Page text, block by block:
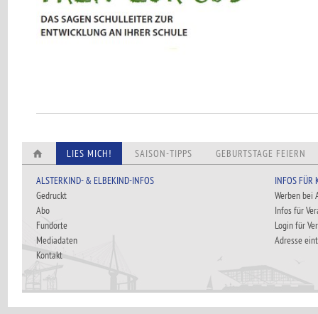
LIES MICH! SAISON-TIPPS GEBURTSTAGE FEIERN
ALSTERKIND- & ELBEKIND-INFOS
Gedruckt
Abo
Fundorte
Mediadaten
Kontakt
INFOS FÜR
Werben bei
Infos für
Login für
Adresse